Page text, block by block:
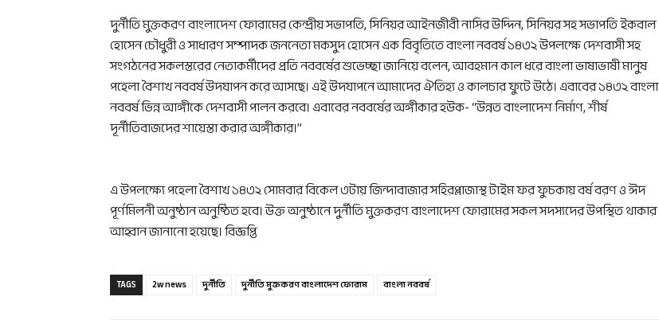
দুর্নীতি মুক্তকরণ বাংলাদেশ ফোরামের কেন্দ্রীয় সভাপতি, সিনিয়র আইনজীবী নাসির উদ্দিন, সিনিয়র সহ সভাপতি ইকবাল
হোসেন চৌধুরী ও সাধারণ সম্পাদক জননেতা মকসুদ হোসেন এক বিবৃতিতে বাংলা নববর্ষ ১৪৩২ উপলক্ষে দেশবাসী সহ
সংগঠনের সকলস্তরের নেতাকর্মীদের প্রতি নববর্ষের শুভেচ্ছা জানিয়ে বলেন, আবহমান কাল ধরে বাংলা ভাষাভাষী মানুষ
পহেলা বৈশাখ নববর্ষ উদযাপন করে আসছে। এই উদযাপনে আমাদের ঐতিহ্য ও কালচার ফুটে উঠে। এবাবের ১৪৩২ বাংলা
নববর্ষ ভিন্ন আঙ্গীকে দেশবাসী পালন করবে। এবাবের নববর্ষের অঙ্গীকার হউক- “উন্নত বাংলাদেশ নির্মাণ, শীর্ষ
দূর্নীতিবাজদের শায়েস্তা করার অঙ্গীকার।”
এ উপলক্ষ্যে পহেলা বৈশাখ ১৪৩২ সোমবার বিকেল ৩টায় জিন্দাবাজার সহিরপ্লাজাস্থ টাইম ফর ফুচকায় বর্ষ বরণ ও ঈদ
পূর্ণমিলনী অনুষ্ঠান অনুষ্ঠিত হবে। উক্ত অনুষ্ঠানে দুর্নীতি মুক্তকরণ বাংলাদেশ ফোরামের সকল সদস্যদের উপস্থিত থাকার
আহ্বান জানানো হয়েছে। বিজ্ঞপ্তি
TAGS 2w news দুর্নীতি দুর্নীতি মুক্তকরণ বাংলাদেশ ফোরাম বাংলা নববর্ষ